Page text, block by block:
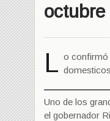
octubre
L o confirmó
Uno de los
el gobernador